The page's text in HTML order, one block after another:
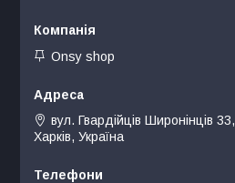
Onsy shop
вул. Гвардійців Широнінців 33,
Харків, Україна